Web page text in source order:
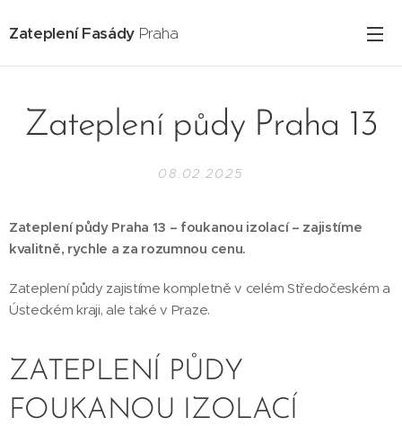
Zateplení Fasády Praha
Zateplení půdy Praha 13
08.02.2025
Zateplení půdy Praha 13 – foukanou izolací – zajistíme
kvalitně, rychle a za rozumnou cenu.
Zateplení půdy zajistíme kompletně v celém Středočeském a
Ústeckém kraji, ale také v Praze.
ZATEPLENÍ PŮDY
FOUKANOU IZOLACÍ